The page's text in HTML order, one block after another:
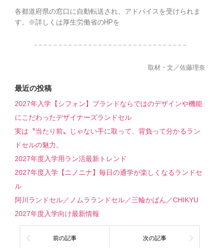
各都道府県の窓口に自動転送され、アドバイスを受けられま
す。※詳しくは厚生労働省のHPを
取材・文／佐藤理奈
最近の投稿
2027年入学【シフォン】ブランドならではのデザインや機能
にこだわったデザイナーズランドセル
実は〝当たり前〟じゃない手に取って、背負って分かるラン
ドセルの魅力。
2027年度入学用ラン活最新トレンド
2027年度入学【ニノニナ】毎日の通学が楽しくなるランドセ
ル
阿川ランドセル／ノムラランドセル／三輪かばん／CHIKYU
2027年度入学向け最新情報
前の記事 次の記事